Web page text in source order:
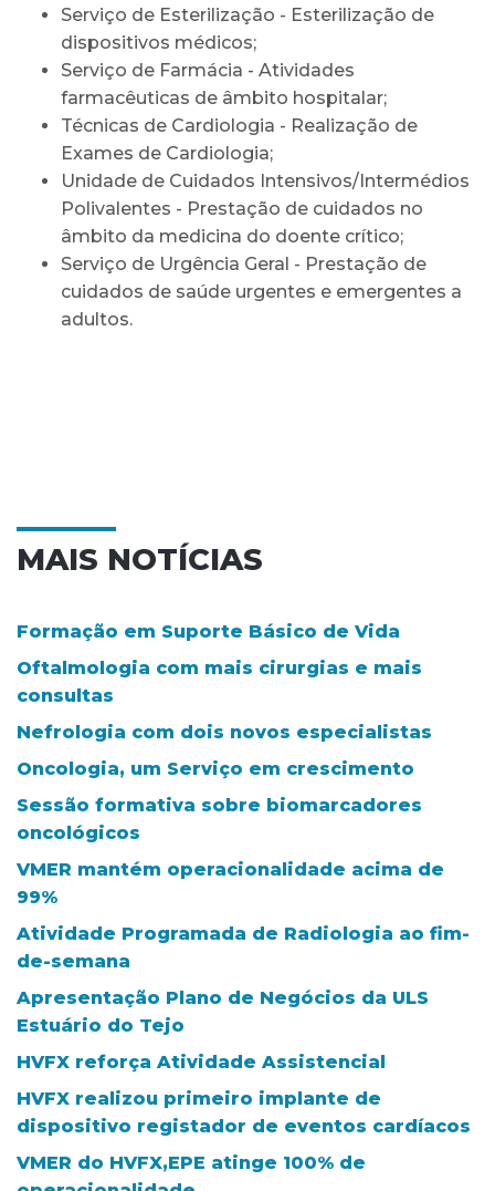
Serviço de Esterilização - Esterilização de
dispositivos médicos;
Serviço de Farmácia - Atividades
farmacêuticas de âmbito hospitalar;
Técnicas de Cardiologia - Realização de
Exames de Cardiologia;
Unidade de Cuidados Intensivos/Intermédios
Polivalentes - Prestação de cuidados no
âmbito da medicina do doente crítico;
Serviço de Urgência Geral - Prestação de
cuidados de saúde urgentes e emergentes a
adultos.
MAIS NOTÍCIAS
Formação em Suporte Básico de Vida
Oftalmologia com mais cirurgias e mais
consultas
Nefrologia com dois novos especialistas
Oncologia, um Serviço em crescimento
Sessão formativa sobre biomarcadores
oncológicos
VMER mantém operacionalidade acima de
99%
Atividade Programada de Radiologia ao fim-
de-semana
Apresentação Plano de Negócios da ULS
Estuário do Tejo
HVFX reforça Atividade Assistencial
HVFX realizou primeiro implante de
dispositivo registador de eventos cardíacos
VMER do HVFX,EPE atinge 100% de